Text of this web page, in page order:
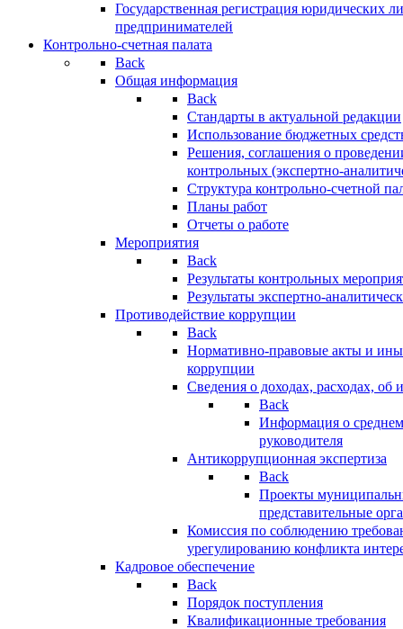
Государственная регистрация юридических
предпринимателей
Контрольно-счетная палата
Back
Общая информация
Back
Стандарты в актуальной редакции
Использование бюджетных
Решения, соглашения о
контрольных (экспертно-
Структура контрольно-счетной
Планы работ
Отчеты о работе
Мероприятия
Back
Результаты контрольных
Результаты экспертно-
Противодействие коррупции
Back
Нормативно-правовые акты и
коррупции
Сведения о доходах, расходах, об
Back
Информация о
руководителя
Антикоррупционная экспертиза
Back
Проекты
представительные
Комиссия по соблюдению
урегулированию конфликта
Кадровое обеспечение
Back
Порядок поступления
Квалификационные требования